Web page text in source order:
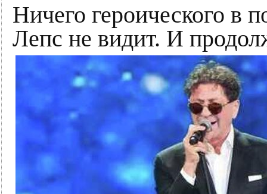
Ничего героического в
Лепс не видит. И